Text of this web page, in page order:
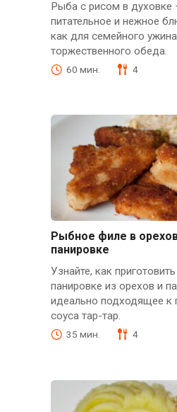
Рыба с рисом в духовке
питательное и нежное
как для семейного
торжественного обеда.
60 мин. 4
Рыбное филе в
панировке
Узнайте, как
панировке из орехов и
идеально подходящее к
соуса тар-тар.
35 мин. 4